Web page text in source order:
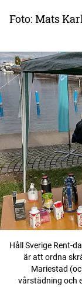
Foto: Mats
Håll Sverige Rent-
är att ordna
Mariestad
vårstädning och